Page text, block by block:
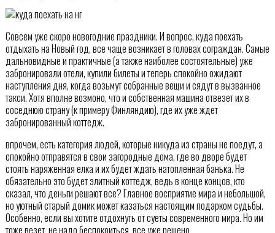
Совсем уже скоро новогодние праздники. И вопрос, куда поехать
отдыхать на Новый год, все чаще возникает в головах сограждан. Самые
дальновидные и практичные (а также наиболее состоятельные) уже
забронировали отели, купили билеты и теперь спокойно ожидают
наступления дня, когда возьмут собранные вещи и сядут в вызванное
такси. Хотя вполне возмоно, что и собственная машина отвезет их в
соседнюю страну (к примеру Финляндию), где их уже ждет
забронированный коттедж.
впрочем, есть категория людей, которые никуда из страны не поедут, а
спокойно отправятся в свои загородные дома, где во дворе будет
стоять наряженная елка и их будет ждать натопленная банька. Не
обязательно это будет элитный коттедж, ведь в конце концов, кто
сказал, что деньги решают все? Главное восприятие мира и небольшой,
но уютный старый домик может казаться настоящим подарком судьбы.
Особенно, если вы хотите отдохнуть от суеты современного мира. Но им
тоже везет, не надо беспокоиться, все уже решено.